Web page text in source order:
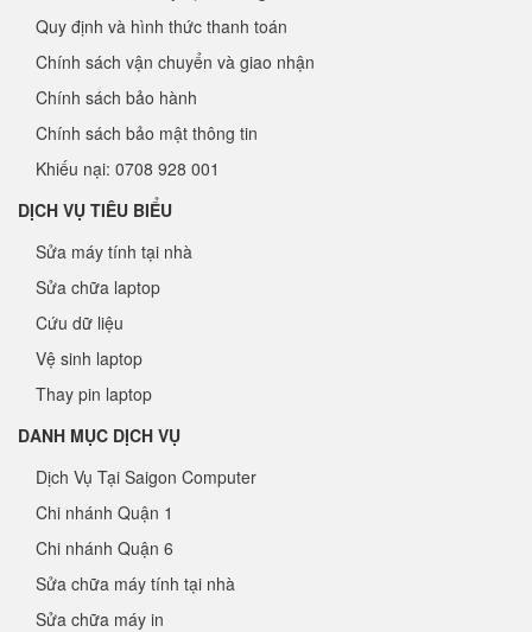
Quy định và hình thức thanh toán
Chính sách vận chuyển và giao nhận
Chính sách bảo hành
Chính sách bảo mật thông tin
Khiếu nại: 0708 928 001
DỊCH VỤ TIÊU BIỂU
Sửa máy tính tại nhà
Sửa chữa laptop
Cứu dữ liệu
Vệ sinh laptop
Thay pin laptop
DANH MỤC DỊCH VỤ
Dịch Vụ Tại Saigon Computer
Chi nhánh Quận 1
Chi nhánh Quận 6
Sửa chữa máy tính tại nhà
Sửa chữa máy in